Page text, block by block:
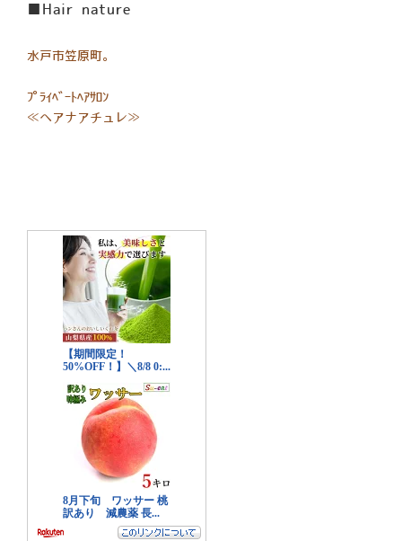
■Hair nature
水戸市笠原町。
ﾌﾟﾗｲﾍﾞｰﾄﾍｱｻﾛﾝ
≪ヘアナアチュレ≫